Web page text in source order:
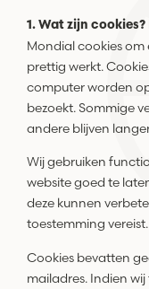
1. Wat zijn cookies?
Mondial cookies om
prettig werkt.
computer worden
bezoekt. Sommige
andere blijven
Wij gebruiken
website goed te
deze kunnen
toestemming vereist.
Cookies bevatten
mailadres. Indien